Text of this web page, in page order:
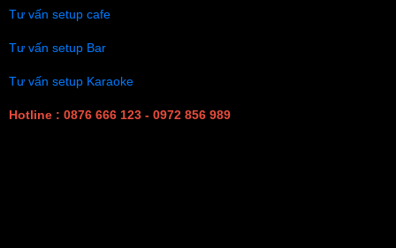
Tư vấn setup cafe
Tư vấn setup Bar
Tư vấn setup Karaoke
Hotline : 0876 666 123 - 0972 856 989